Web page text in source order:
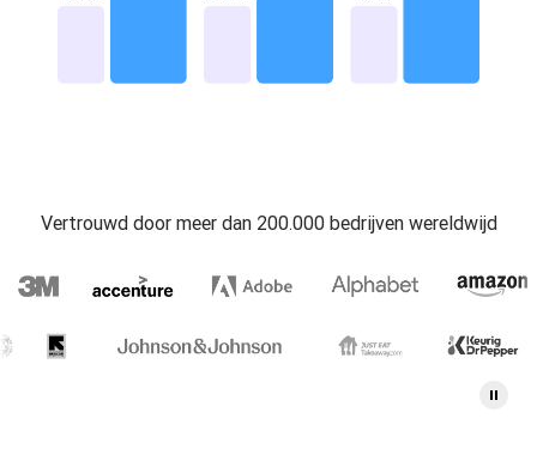
Vertrouwd door meer dan 200.000 bedrijven wereldwijd